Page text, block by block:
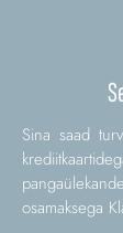
Sina saad
osamaksega